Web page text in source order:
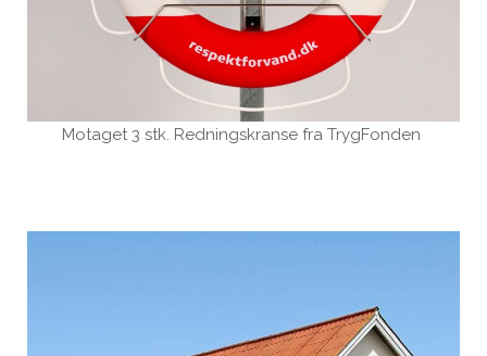
Motaget 3 stk. Redningskranse fra TrygFonden